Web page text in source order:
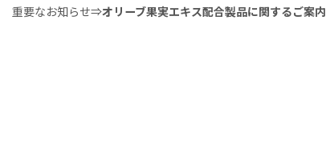
重要なお知らせ⇒オリーブ果実エキス配合製品に関するご案内